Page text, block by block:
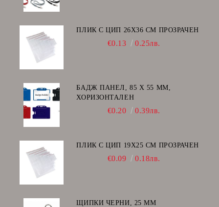
ПЛИК С ЦИП 26X36 CM ПРОЗРАЧЕН
€0.13 0.25лв.
БАДЖ ПАНЕЛ, 85 Х 55 ММ,
ХОРИЗОНТАЛЕН
€0.20 0.39лв.
ПЛИК С ЦИП 19X25 CM ПРОЗРАЧЕН
€0.09 0.18лв.
ЩИПКИ ЧЕРНИ, 25 ММ